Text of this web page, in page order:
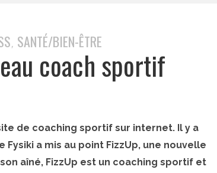
, SANTÉ/BIEN-ÊTRE
coach sportif
de coaching sportif sur internet. Il y a
a mis au point FizzUp, une nouvelle
aîné, FizzUp est un coaching sportif et